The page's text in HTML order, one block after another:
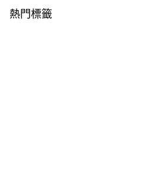
熱門標籤